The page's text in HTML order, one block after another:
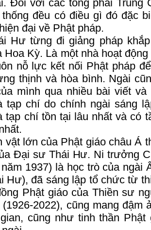
Đối với các tông phái Trung
thống đều có điều gì đó đặc
đại về Phật pháp.
Hư từng đi giảng pháp
Hoa Kỳ. Là một nhà hoạt
nỗ lực kết nối Phật pháp
thịnh và hòa bình. Ngài
mình qua nhiều bài viết và
tạp chí do chính ngài sáng
tạp chí tồn tại lâu nhất và có
vật lớn của Phật giáo châu Á
Đại sư Thái Hư. Ni trưởng
1937) là học trò của ngài
Hư), đã sáng lập tổ chức từ
Phật giáo của Thiền sư
(1926-2022), cũng mang đậm
cũng như tinh thần Phật